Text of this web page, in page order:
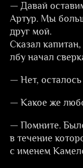
— Давай
Артур. Мы
друг мой.
Сказал
лбу начал
— Нет,
— Какое же
— Помните.
в течение
с именем